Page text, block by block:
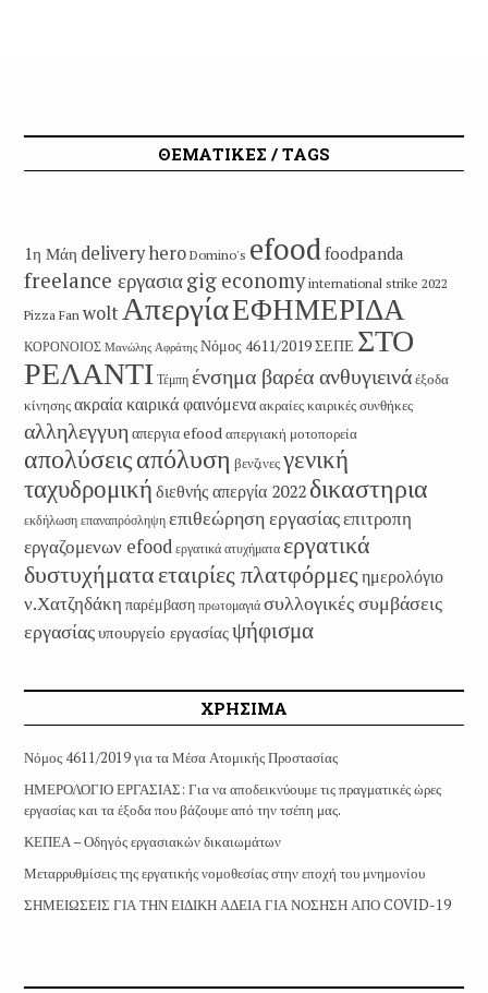
ΘΕΜΑΤΙΚΕΣ / TAGS
1η Μάη delivery hero Domino's efoodfoodpanda
freelance εργασιαgig economy international strike 2022
Pizza Fan woltΑπεργίαΕΦΗΜΕΡΙΔΑ
ΚΟΡΟΝΟΙΟΣ Μανώλης Αφράτης Νόμος 4611/2019ΣΕΠΕ ΣΤΟ
ΡΕΛΑΝΤΙ Τέμπη ένσημα βαρέα ανθυγιεινάέξοδα
κίνησηςακραία καιρικά φαινόμεναακραίες καιρικές συνθήκες
αλληλεγγυη απεργια efoodαπεργιακή μοτοπορεία
απολύσειςαπόλυση βενζινεςγενική
ταχυδρομική διεθνής απεργία 2022 δικαστηρια
εκδήλωση επαναπρόσληψη επιθεώρηση εργασίαςεπιτροπη
εργαζομενων efood εργατικά ατυχήματα εργατικά
δυστυχήματαεταιρίες πλατφόρμες ημερολόγιο
ν.Χατζηδάκη παρέμβαση πρωτομαγιά συλλογικές συμβάσεις
εργασίαςυπουργείο εργασίαςψήφισμα
ΧΡΗΣΙΜΑ
Νόμος 4611/2019 για τα Μέσα Ατομικής Προστασίας
ΗΜΕΡΟΛΟΓΙΟ ΕΡΓΑΣΙΑΣ: Για να αποδεικνύουμε τις πραγματικές ώρες
εργασίας και τα έξοδα που βάζουμε από την τσέπη μας.
ΚΕΠΕΑ – Οδηγός εργασιακών δικαιωμάτων
Μεταρρυθμίσεις της εργατικής νομοθεσίας στην εποχή του μνημονίου
ΣΗΜΕΙΩΣΕΙΣ ΓΙΑ ΤΗΝ ΕΙΔΙΚΗ ΑΔΕΙΑ ΓΙΑ ΝΟΣΗΣΗ ΑΠΟ COVID-19